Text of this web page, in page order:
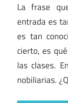
La frase
entrada es
es tan
cierto, es
las clases.
nobiliarias.